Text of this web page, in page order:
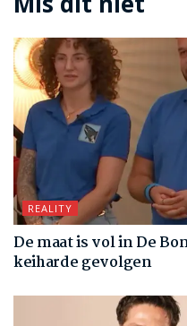
REALITY
De maat is vol in De
keiharde gevolgen